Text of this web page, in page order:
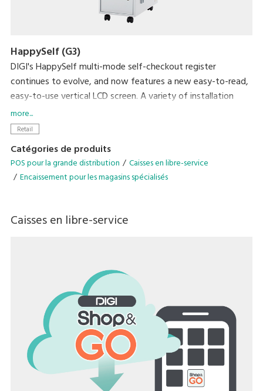
HappySelf (G3)
DIGI's HappySelf multi-mode self-checkout register
continues to evolve, and now features a new easy-to-read,
easy-to-use vertical LCD screen. A variety of installation
variations have been created to meet diverse store
requirements.
direct interaction with shoppers and cashless payment
means there is no handling of cash. So, this can contribute
to preventing the spread of coronavirus infection by
plus of the system is that it gives you the flexibility of easily
changing between semi-self-checkout and full-self-
more...
Retail
Catégories de produits
POS pour la grande distribution
Caisses en libre-service
Encaissement pour les magasins spécialisés
Caisses en libre-service